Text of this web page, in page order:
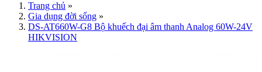
Trang chủ »
Gia dụng đời sống »
DS-AT660W-G8 Bộ khuếch đại âm thanh Analog 60W-24V
HIKVISION